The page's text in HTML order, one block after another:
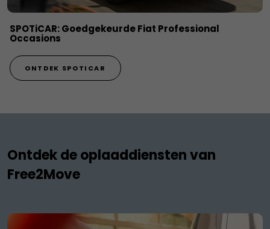
SPOTiCAR: Goedgekeurde Fiat Professional
Occasions
ONTDEK SPOTICAR
Ontdek de oplaaddiensten van
Free2Move